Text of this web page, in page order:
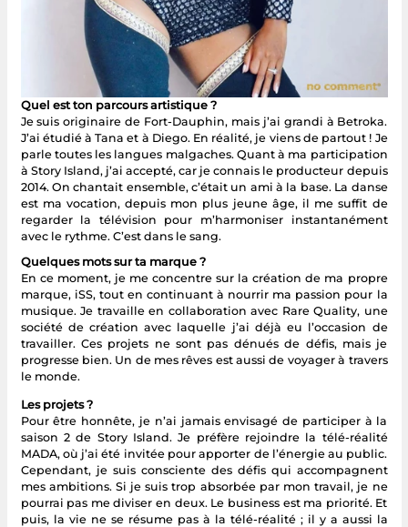
Quel est ton parcours artistique ?
Je suis originaire de Fort-Dauphin, mais j’ai grandi à Betroka.
J’ai étudié à Tana et à Diego. En réalité, je viens de partout ! Je
parle toutes les langues malgaches. Quant à ma participation
à Story Island, j’ai accepté, car je connais le producteur depuis
2014. On chantait ensemble, c’était un ami à la base. La danse
est ma vocation, depuis mon plus jeune âge, il me suffit de
regarder la télévision pour m’harmoniser instantanément
avec le rythme. C’est dans le sang.
Quelques mots sur ta marque ?
En ce moment, je me concentre sur la création de ma propre
marque, iSS, tout en continuant à nourrir ma passion pour la
musique. Je travaille en collaboration avec Rare Quality, une
société de création avec laquelle j’ai déjà eu l’occasion de
travailler. Ces projets ne sont pas dénués de défis, mais je
progresse bien. Un de mes rêves est aussi de voyager à travers
le monde.
Les projets ?
Pour être honnête, je n’ai jamais envisagé de participer à la
saison 2 de Story Island. Je préfère rejoindre la télé-réalité
MADA, où j’ai été invitée pour apporter de l’énergie au public.
Cependant, je suis consciente des défis qui accompagnent
mes ambitions. Si je suis trop absorbée par mon travail, je ne
pourrai pas me diviser en deux. Le business est ma priorité. Et
puis, la vie ne se résume pas à la télé-réalité ; il y a aussi la